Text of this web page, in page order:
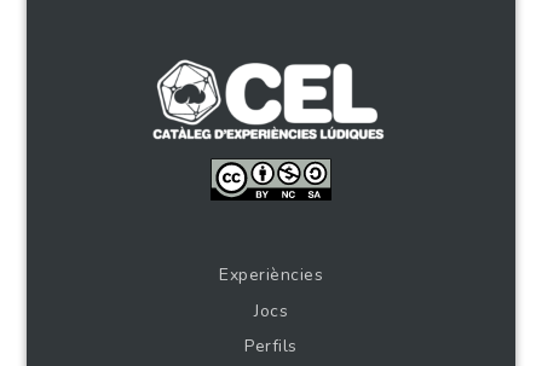
Experiències
Jocs
Perfils